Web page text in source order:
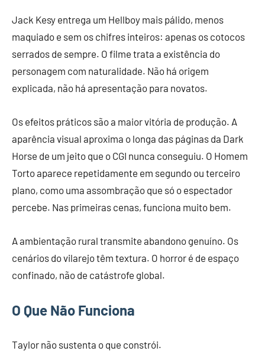
Jack Kesy entrega um Hellboy mais pálido, menos
maquiado e sem os chifres inteiros: apenas os cotocos
serrados de sempre. O filme trata a existência do
personagem com naturalidade. Não há origem
explicada, não há apresentação para novatos.
Os efeitos práticos são a maior vitória de produção. A
aparência visual aproxima o longa das páginas da Dark
Horse de um jeito que o CGI nunca conseguiu. O Homem
Torto aparece repetidamente em segundo ou terceiro
plano, como uma assombração que só o espectador
percebe. Nas primeiras cenas, funciona muito bem.
A ambientação rural transmite abandono genuíno. Os
cenários do vilarejo têm textura. O horror é de espaço
confinado, não de catástrofe global.
O Que Não Funciona
Taylor não sustenta o que constrói.